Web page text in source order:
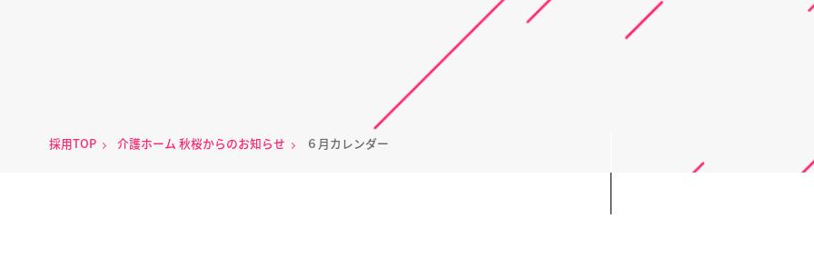
採用TOP 介護ホーム 秋桜からのお知らせ ６月カレンダー